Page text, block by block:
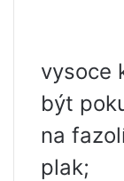
vysoce
být
na
plak;